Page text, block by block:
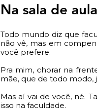
Na sala de
Todo mundo diz que
não vê, mas em
você prefere.
Pra mim, chorar na
mãe, que de todo modo,
Mas aí vai de você, né.
isso na faculdade.